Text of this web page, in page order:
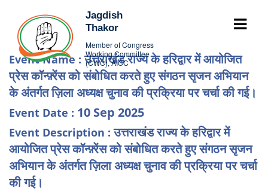
Jagdish
Thakor
Member of Congress
Working Committee
(CWC), AICC
Event Name :उत्तराखंड राज्य के हरिद्वार में आयोजित
प्रेस कॉन्फ़्रेंस को संबोधित करते हुए संगठन सृजन अभियान
के अंतर्गत ज़िला अध्यक्ष चुनाव की प्रक्रिया पर चर्चा की गई।
Event Date : 10 Sep 2025
Event Description :उत्तराखंड राज्य के हरिद्वार में
आयोजित प्रेस कॉन्फ़्रेंस को संबोधित करते हुए संगठन सृजन
अभियान के अंतर्गत ज़िला अध्यक्ष चुनाव की प्रक्रिया पर चर्चा
की गई।